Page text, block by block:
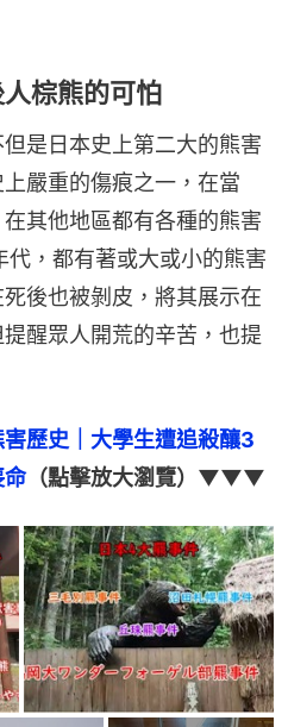
棕熊的可怕
但是日本史上第二大的熊害
嚴重的傷痕之一，在當
其他地區都有各種的熊害
，都有著或大或小的熊害
後也被剝皮，將其展示在
醒眾人開荒的辛苦，也提
害歷史｜大學生遭追殺釀3
命（點擊放大瀏覽）▼▼▼